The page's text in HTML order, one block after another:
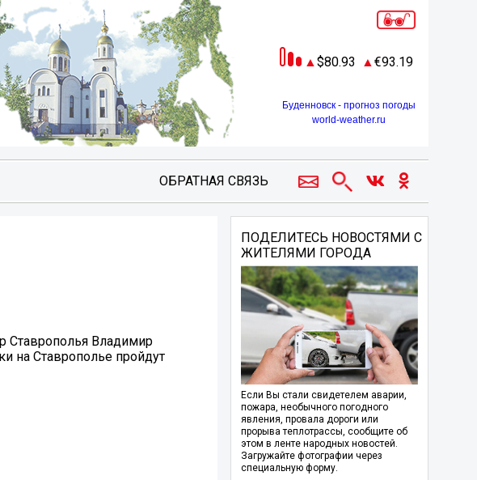
80.93 93.19
Буденновск - прогноз погоды
world-weather.ru
ОБРАТНАЯ СВЯЗЬ
Ставрополья Владимир
на Ставрополье пройдут
ПОДЕЛИТЕСЬ НОВОСТЯМИ С
ЖИТЕЛЯМИ ГОРОДА
Если Вы стали свидетелем аварии,
пожара, необычного погодного
явления, провала дороги или
прорыва теплотрассы, сообщите об
этом в ленте народных новостей.
Загружайте фотографии через
специальную форму.